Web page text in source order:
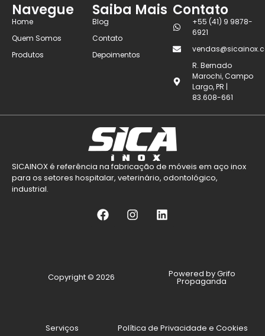
Navegue
Home
Quem Somos
Produtos
Saiba Mais
Blog
Contato
Depoimentos
Contato
+55 (41) 9 9878-
6921
R. Bernado
Marochi, Campo
Largo, PR |
83.608-661
SICAINOX é referência na fabricação de móveis em aço inox
para os setores hospitalar, veterinário, odontológico,
industrial.
Copyright © 2026 Powered by Grifo
Propaganda
Serviços Política de Privacidade e Cookies